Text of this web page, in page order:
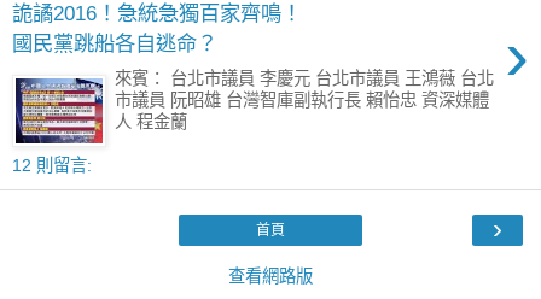
詭譎2016！急統急獨百家齊鳴！
國民黨跳船各自逃命？
›
來賓： 台北市議員 李慶元 台北市議員 王鴻薇 台北
市議員 阮昭雄 台灣智庫副執行長 賴怡忠 資深媒體
人 程金蘭
12 則留言:
›
首頁
查看網路版